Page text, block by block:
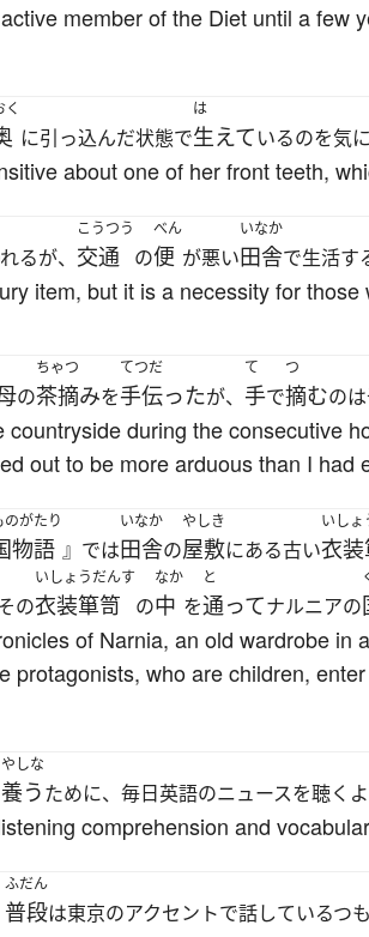
member of the Diet until a
く
に引っ込んだ状態で
は
生えているのを気
about one of her front teeth,
るが、
こうつう
交通 の
べん
便 が悪い
いなか
田舎で生活す
item, but it is a necessity for
の
ちゃつ
茶摘みを
てつだ
手伝ったが、
て
手で
つ
摘むの
countryside during the consecutive
out to be more arduous than I had
がたり
物語 』では
いなか
田舎の
やしき
屋敷にある古い
いしょ
衣
の
いしょうだんす
衣装箪笥 の
なか
中 を
と
通ってナルニアの
of Narnia, an old wardrobe
protagonists, who are children,
やしな
養うために、毎日英語のニュースを聴くよ
comprehension and
ふだん
普段は東京のアクセントで話しているつも